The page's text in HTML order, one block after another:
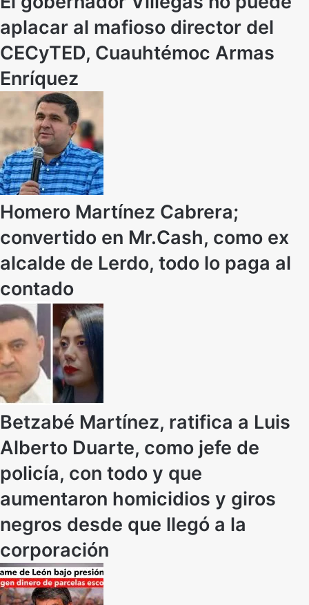
aplacar al mafioso director del
CECyTED, Cuauhtémoc Armas
Enríquez
Homero Martínez Cabrera;
convertido en Mr.Cash, como ex
alcalde de Lerdo, todo lo paga al
contado
Betzabé Martínez, ratifica a Luis
Alberto Duarte, como jefe de
policía, con todo y que
aumentaron homicidios y giros
negros desde que llegó a la
corporación